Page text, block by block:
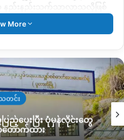
ေးငယ်တွေကတော့ လုံးဝခြေနေ
ျော အန်တဲ့လူကအန် မူးလဲတဲ့လူမူး
ပေါင်း ၄၀ ဝန်းကျင်တွင်
ငယ်များ အစာ အဆိပ်သင့်မှု
က်၊ ဝမ်းလျှော၊ အော့အန်၊ မူးလဲ
ည်။
အဆိုးဆုံးပေါ့။ သတိလစ်သွားတဲ့
More
တင်း
ည့်ပေးပြီး ပုံမှန်လိုင်းတွေ
ောက်ထား